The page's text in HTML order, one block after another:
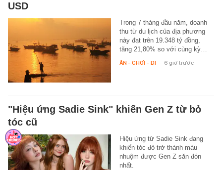
USD
Trong 7 tháng đầu năm, doanh
thu từ du lịch của địa phương
này đạt trên 19.348 tỷ đồng,
tăng 21,80% so với cùng kỳ…
ĂN - CHƠI - ĐI - 6 giờ trước
"Hiệu ứng Sadie Sink" khiến Gen Z từ bỏ
tóc cũ
Hiệu ứng từ Sadie Sink đang
khiến tóc đỏ trở thành màu
nhuộm được Gen Z săn đón
nhất.